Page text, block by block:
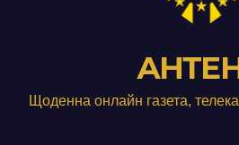
Щоденна онлайн газета,